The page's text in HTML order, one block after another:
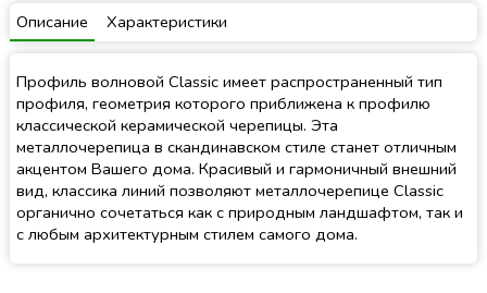
Описание Характеристики
Профиль волновой Classic имеет распространенный тип
профиля, геометрия которого приближена к профилю
классической керамической черепицы. Эта
металлочерепица в скандинавском стиле станет отличным
акцентом Вашего дома. Красивый и гармоничный внешний
вид, классика линий позволяют металлочерепице Classic
органично сочетаться как с природным ландшафтом, так и
с любым архитектурным стилем самого дома.